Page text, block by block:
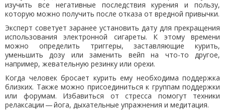
изучить все негативные последствия курения и пользу,
которую можно получить после отказа от вредной привычки.
Эксперт советует заранее установить дату для прекращения
использования электронной сигареты. К этому времени
можно определить триггеры, заставляющие курить,
уменьшить дозу или заменить вейп на что-то другое,
например, жевательную резинку или орехи.
Когда человек бросает курить ему необходима поддержка
близких. Также можно присоединиться к группам поддержки
или форумам. Избавиться от стресса помогут техники
релаксации — йога, дыхательные упражнения и медитация.